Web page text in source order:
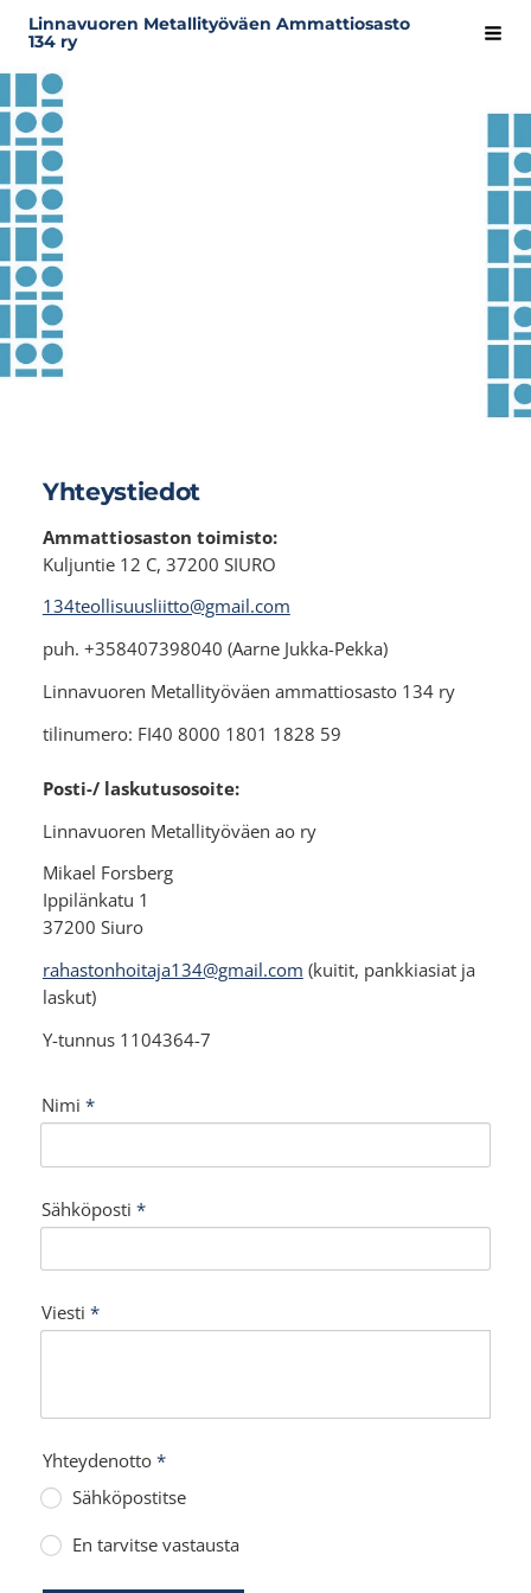
Siirry
sivun
sisältöön
Linnavuoren Metallityöväen Ammattiosasto
134 ry
Yhteystiedot
Ammattiosaston toimisto:
Kuljuntie 12 C, 37200 SIURO
134teollisuusliitto@gmail.com
puh. +358407398040 (Aarne Jukka-Pekka)
Linnavuoren Metallityöväen ammattiosasto 134 ry
tilinumero: FI40 8000 1801 1828 59
Posti-/ laskutusosoite:
Linnavuoren Metallityöväen ao ry
Mikael Forsberg
Ippilänkatu 1
37200 Siuro
rahastonhoitaja134@gmail.com (kuitit, pankkiasiat ja
laskut)
Y-tunnus 1104364-7
Nimi *
Sähköposti *
Viesti *
Yhteydenotto*
Sähköpostitse
En tarvitse vastausta